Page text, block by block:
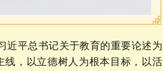
平总书记关于教育的重要论述为
线，以立德树人为根本目标，以活